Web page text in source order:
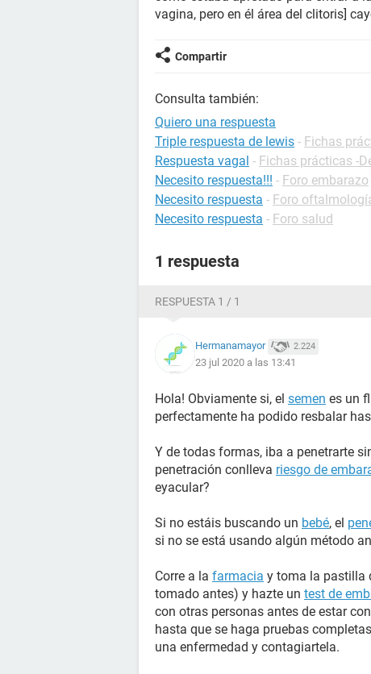
vagina, pero en él área del clitoris]
Compartir
Consulta también:
Quiero una respuesta
Triple respuesta de lewis - Fichas
Respuesta vagal - Fichas prácticas -
Necesito respuesta!!! - Foro embarazo
Necesito respuesta - Foro
Necesito respuesta - Foro salud
1 respuesta
RESPUESTA 1 / 1
Hermanamayor 2.224
23 jul 2020 a las 13:41
Hola! Obviamente si, el semen es un
perfectamente ha podido resbalar
Y de todas formas, iba a penetrarte
penetración conlleva riesgo de
eyacular?
Si no estáis buscando un bebé, el
si no se está usando algún método
Corre a la farmacia y toma la pastilla
tomado antes) y hazte un test de
con otras personas antes de estar
hasta que se haga pruebas
una enfermedad y contagiartela.